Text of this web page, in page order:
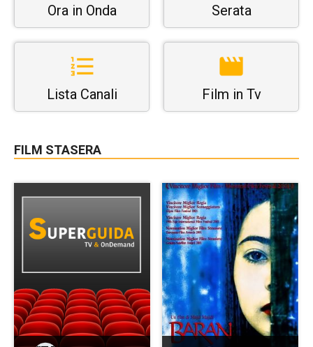
Ora in Onda Serata
Lista Canali Film in Tv
FILM STASERA